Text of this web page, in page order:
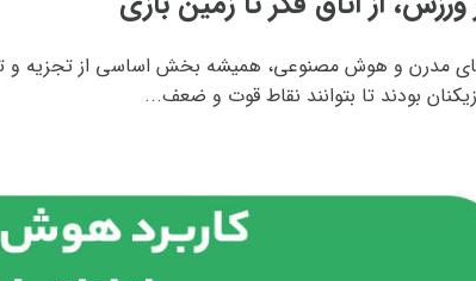
مدرن و هوش مصنوعی، همیشه بخش اساسی از تجزیه و
بودند تا بتوانند نقاط قوت و ضعف...